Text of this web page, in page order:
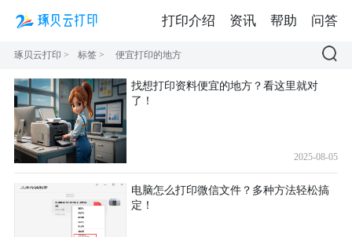
琢贝云打印 > 标签 > 便宜打印的地方
找想打印资料便宜的地方？看这里就对
了！
2025-08-05
电脑怎么打印微信文件？多种方法轻松搞
定！
打印介绍 资讯 帮助 问答